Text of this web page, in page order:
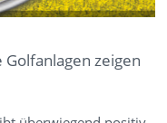
zeigen